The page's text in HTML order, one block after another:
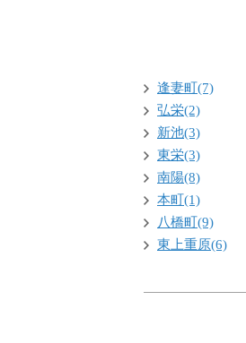
逢妻町(7)
弘栄(2)
新池(3)
東栄(3)
南陽(8)
本町(1)
八橋町(9)
東上重原(6)